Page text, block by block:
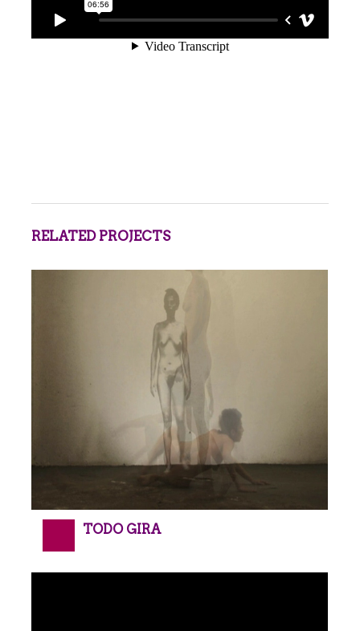
RELATED PROJECTS
TODO GIRA